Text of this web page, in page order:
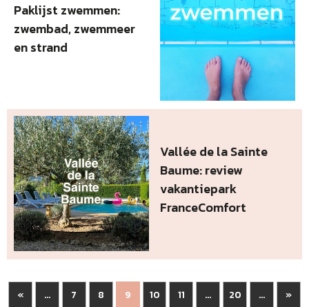
Paklijst zwemmen:
zwembad, zwemmeer
en strand
Vallée de la Sainte
Baume: review
vakantiepark
FranceComfort
« ... 7 8 9 10 11 ... 20 ... »